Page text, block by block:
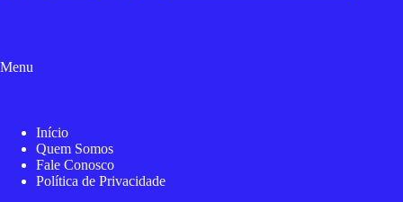
Menu
Início
Quem Somos
Fale Conosco
Política de Privacidade